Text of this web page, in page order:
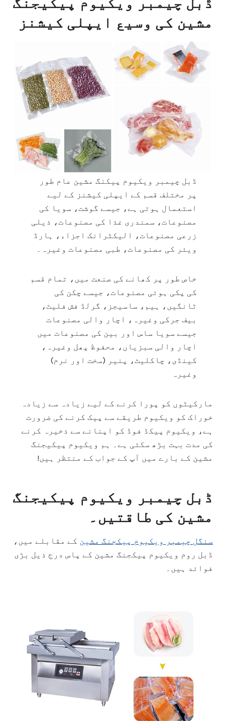
مشین کی وسیع ایپلی کیشنز
ڈبل چیمبر ویکیوم پیکنگ مشین عام طور
پر مختلف قسم کے ایپلی کیشنز کے لیے
استعمال ہوتی ہے، جیسے گوشت، سویا کی
مصنوعات، سمندری غذا کی مصنوعات، ذیلی
زرعی مصنوعات، الیکٹرانک اجزاء، ہارڈ
ویئر کی مصنوعات، طبی مصنوعات وغیرہ۔
خاص طور پر کھانے کی صنعت میں، تمام قسم
کی پکی ہوئی مصنوعات، جیسے چکن کی
ٹانگیں، ہیم، ساسیجز، گرلڈ فش فلیٹ،
بیف جرکی وغیرہ، اچار والی مصنوعات
جیسے سویا ساس اور بین کی مصنوعات میں
اچار والی سبزیاں، محفوظ پھل وغیرہ،
کینڈی، چاکلیٹ، پنیر (سخت اور نرم)
وغیرہ
مارکیٹوں کو پورا کرنے کے لیے زیادہ سے زیادہ
خوراک کو ویکیوم طریقے سے پیک کرنے کی ضرورت
ہے، ویکیوم پیکڈ فوڈ کو اپنانے سے ذخیرہ کرنے
کی مدت بہت بڑھ سکتی ہے۔ ہم ویکیوم پیکیجنگ
مشین کے بارے میں آپ کے جواب کے منتظر ہیں!
ڈبل چیمبر ویکیوم پیکیجنگ
مشین کی طاقتیں۔
سنگل چیمبر ویکیوم پیکجنگ مشین کے مقابلے میں،
ڈبل روم ویکیوم پیکجنگ مشین کے پاس درج ذیل بڑی
فوائد ہیں۔